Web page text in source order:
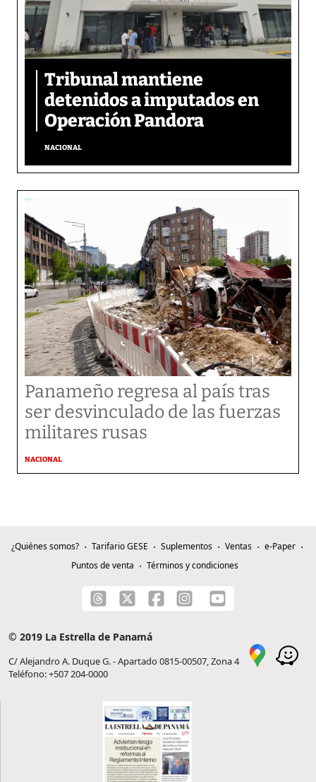
Tribunal mantiene
detenidos a imputados en
Operación Pandora
NACIONAL
Panameño regresa al país tras
ser desvinculado de las fuerzas
militares rusas
NACIONAL
¿Quiénes somos? Tarifario GESE Suplementos Ventas
e-Paper
Puntos de venta
Términos y condiciones
© 2019 La Estrella de Panamá
C/ Alejandro A. Duque G. - Apartado 0815-00507, Zona 4
Teléfono: +507 204-0000